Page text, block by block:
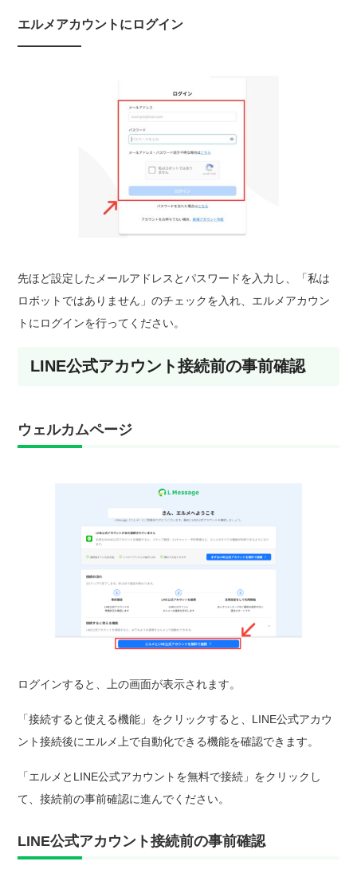
エルメアカウントにログイン
先ほど設定したメールアドレスとパスワードを入力し、「私は
ロボットではありません」のチェックを入れ、エルメアカウン
トにログインを行ってください。
LINE公式アカウント接続前の事前確認
ウェルカムページ
ログインすると、上の画面が表示されます。
「接続すると使える機能」をクリックすると、LINE公式アカウ
ント接続後にエルメ上で自動化できる機能を確認できます。
「エルメとLINE公式アカウントを無料で接続」をクリックし
て、接続前の事前確認に進んでください。
LINE公式アカウント接続前の事前確認